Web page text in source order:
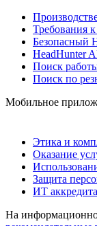
Требования
Безопасный
HeadHunter
Поиск
Поиск по
Мобильное
Этика и
Оказание
Защита
ИТ
На